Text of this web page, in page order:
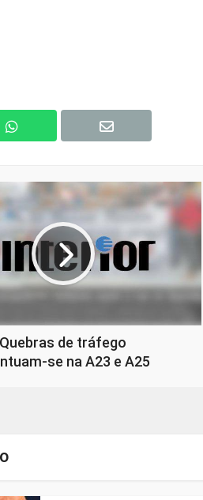
Quebras de tráfego
se na A23 e A25